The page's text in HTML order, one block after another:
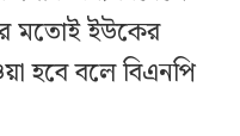
মতোই ইউকের
হবে বলে বিএনপি